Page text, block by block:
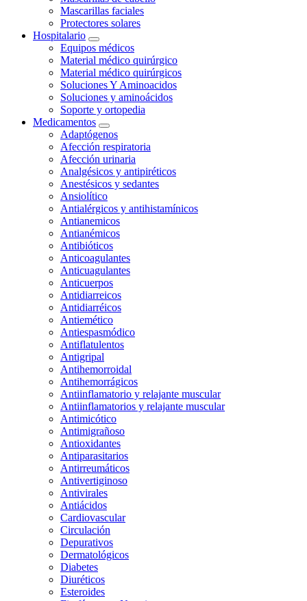
Mascarillas faciales
Protectores solares
Hospitalario
Equipos médicos
Material médico quirúrgico
Material médico quirúrgicos
Soluciones Y Aminoacidos
Soluciones y aminoácidos
Soporte y ortopedia
Medicamentos
Adaptógenos
Afección respiratoria
Afección urinaria
Analgésicos y antipiréticos
Anestésicos y sedantes
Ansiolítico
Antialérgicos y antihistamínicos
Antianemicos
Antianémicos
Antibióticos
Anticoagulantes
Anticuagulantes
Anticuerpos
Antidiarreicos
Antidiarréicos
Antiemético
Antiespasmódico
Antiflatulentos
Antigripal
Antihemorroidal
Antihemorrágicos
Antiinflamatorio y relajante muscular
Antiinflamatorios y relajante muscular
Antimicótico
Antimigrañoso
Antioxidantes
Antiparasitarios
Antirreumáticos
Antivertiginoso
Antivirales
Antiácidos
Cardiovascular
Circulación
Depurativos
Dermatológicos
Diabetes
Diuréticos
Esteroides